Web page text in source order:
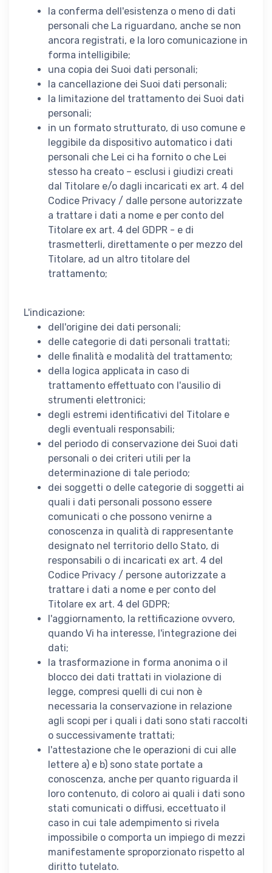
la conferma dell'esistenza o meno di dati
personali che La riguardano, anche se non
ancora registrati, e la loro comunicazione in
forma intelligibile;
una copia dei Suoi dati personali;
la cancellazione dei Suoi dati personali;
la limitazione del trattamento dei Suoi dati
personali;
in un formato strutturato, di uso comune e
leggibile da dispositivo automatico i dati
personali che Lei ci ha fornito o che Lei
stesso ha creato – esclusi i giudizi creati
dal Titolare e/o dagli incaricati ex art. 4 del
Codice Privacy / dalle persone autorizzate
a trattare i dati a nome e per conto del
Titolare ex art. 4 del GDPR - e di
trasmetterli, direttamente o per mezzo del
Titolare, ad un altro titolare del
trattamento;
L'indicazione:
dell'origine dei dati personali;
delle categorie di dati personali trattati;
delle finalità e modalità del trattamento;
della logica applicata in caso di
trattamento effettuato con l'ausilio di
strumenti elettronici;
degli estremi identificativi del Titolare e
degli eventuali responsabili;
del periodo di conservazione dei Suoi dati
personali o dei criteri utili per la
determinazione di tale periodo;
dei soggetti o delle categorie di soggetti ai
quali i dati personali possono essere
comunicati o che possono venirne a
conoscenza in qualità di rappresentante
designato nel territorio dello Stato, di
responsabili o di incaricati ex art. 4 del
Codice Privacy / persone autorizzate a
trattare i dati a nome e per conto del
Titolare ex art. 4 del GDPR;
l'aggiornamento, la rettificazione ovvero,
quando Vi ha interesse, l'integrazione dei
dati;
la trasformazione in forma anonima o il
blocco dei dati trattati in violazione di
legge, compresi quelli di cui non è
necessaria la conservazione in relazione
agli scopi per i quali i dati sono stati raccolti
o successivamente trattati;
l'attestazione che le operazioni di cui alle
lettere a) e b) sono state portate a
conoscenza, anche per quanto riguarda il
loro contenuto, di coloro ai quali i dati sono
stati comunicati o diffusi, eccettuato il
caso in cui tale adempimento si rivela
impossibile o comporta un impiego di mezzi
manifestamente sproporzionato rispetto al
diritto tutelato.